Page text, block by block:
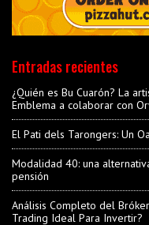
Entradas recientes
¿Quién es Bu Cuarón? La
Emblema a colaborar con
El Pati dels Tarongers: Un
Modalidad 40: una
pensión
Análisis Completo del
Trading Ideal Para Invertir?